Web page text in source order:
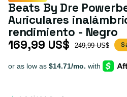
Beats By Dre
Auriculares
rendimiento - Negro
Precio de oferta
169,99 US$
Precio habitual 249,99 US$